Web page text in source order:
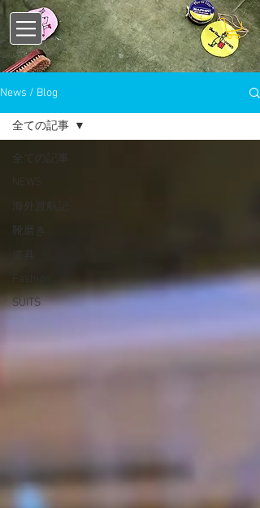
News / Blog
全ての記事
NEWS
海外渡航記
靴磨き
道具
SUITS
全ての記事